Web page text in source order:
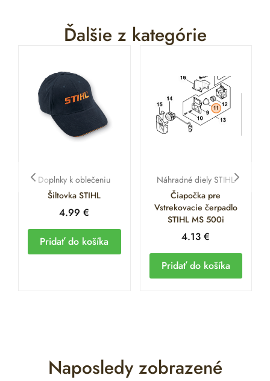
Ďalšie z kategórie
Doplnky k oblečeniu
Šiltovka STIHL
4.99€
Pridať do košíka
Náhradné diely STIHL
Čiapočka pre
Vstrekovacie čerpadlo
STIHL MS 500i
4.13€
Pridať do košíka
Naposledy zobrazené